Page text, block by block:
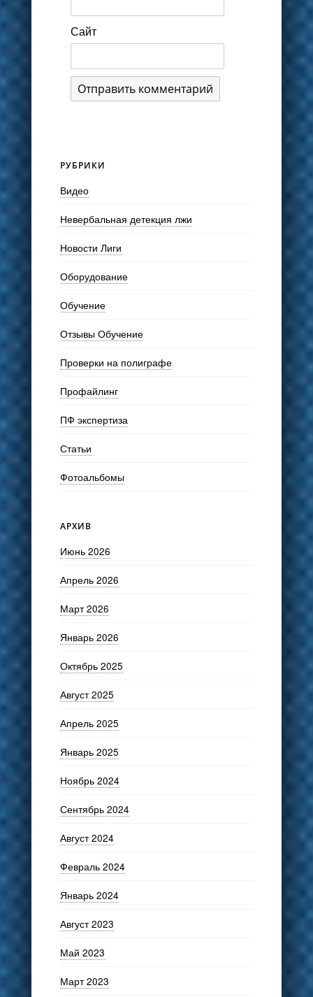
Сайт
РУБРИКИ
Видео
Невербальная детекция лжи
Новости Лиги
Оборудование
Обучение
Отзывы Обучение
Проверки на полиграфе
Профайлинг
ПФ экспертиза
Статьи
Фотоальбомы
АРХИВ
Июнь 2026
Апрель 2026
Март 2026
Январь 2026
Октябрь 2025
Август 2025
Апрель 2025
Январь 2025
Ноябрь 2024
Сентябрь 2024
Август 2024
Февраль 2024
Январь 2024
Август 2023
Май 2023
Март 2023